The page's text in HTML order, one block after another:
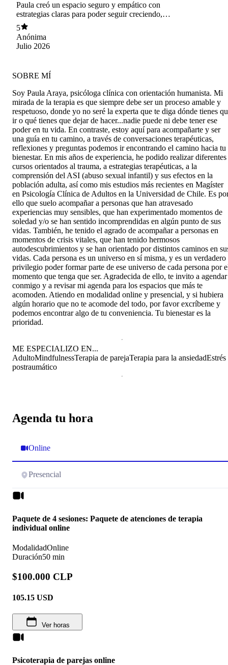
Paula creó un espacio seguro y empático con
estrategias claras para poder seguir creciendo,
valoro mucho su escucha activa, la
comprensión, empatía y las dinámicas que
realizamos en sesión
5
Anónima
Julio 2026
Agenda tu hora
Online
Presencial
Paquete de 4 sesiones: Paquete de atenciones de terapia
individual online
ModalidadOnline
Duración50 min
$100.000 CLP
105.15 USD
Ver horas
Psicoterapia de parejas online
SOBRE MÍ
Soy Paula Araya, psicóloga clínica con orientación humanista. Mi
mirada de la terapia es que siempre debe ser un proceso amable y
respetuoso, donde yo no seré la experta que te diga dónde tienes
ir o qué tienes que dejar de hacer...nadie puede ni debe tener ese
poder en tu vida. En contraste, estoy aquí para acompañarte y ser
una guía en tu camino, a través de conversaciones terapéuticas,
reflexiones y preguntas podemos ir encontrando el camino hacia tu
bienestar. En mis años de experiencia, he podido realizar diferentes
cursos orientados al trauma, a estrategias terapéuticas, a la
comprensión del ASI (abuso sexual infantil) y sus efectos en la
población adulta, así como mis estudios más recientes en Magíster
en Psicología Clínica de Adultos en la Universidad de Chile. Es
ello que suelo acompañar a personas que han atravesado
experiencias muy sensibles, que han experimentado momentos de
soledad y/o se han sentido incomprendidas en algún punto de sus
vidas. También, he tenido el agrado de acompañar a personas en
momentos de crisis vitales, que han tenido hermosos
autodescubrimientos y se han orientado por distintos caminos en
vidas. Cada persona es un universo en sí misma, y es un verdadero
privilegio poder formar parte de ese universo de cada persona por
momento que tenga que ser. Agradecida de ello, te invito a agendar
conmigo y a revisar mi agenda para los espacios que más te
acomoden. Atiendo en modalidad online y presencial, y si hubiera
algún horario que no te acomode del todo, por favor excríbeme y
podemos encontrar algo de tu conveniencia. Tu bienestar es la
prioridad.
ME ESPECIALIZO EN...
AdultoMindfulnessTerapia de parejaTerapia para la ansiedadEstrés
postraumático